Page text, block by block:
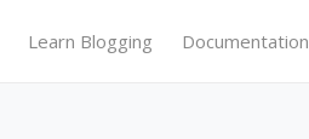
Learn Blogging Documentation